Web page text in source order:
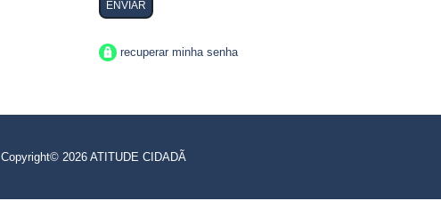
recuperar minha senha
Copyright© 2026 ATITUDE CIDADÃ